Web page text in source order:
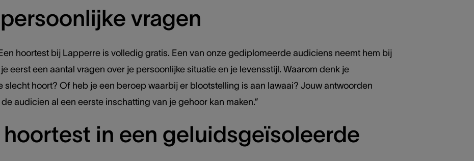
vragen
hoortest bij Lapperre is volledig gratis. Een van onze gediplomeerde audiciens neemt hem bij
eerst een aantal vragen over je persoonlijke situatie en je levensstijl. Waarom denk je
slecht hoort? Of heb je een beroep waarbij er blootstelling is aan lawaai? Jouw antwoorden
audicien al een eerste inschatting van je gehoor kan maken.”
hoortest in een geluidsgeïsoleerde